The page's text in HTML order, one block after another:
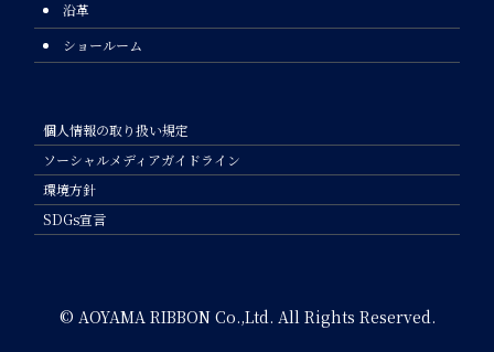
沿革
ショールーム
個人情報の取り扱い規定
ソーシャルメディアガイドライン
環境方針
SDGs宣言
© AOYAMA RIBBON Co.,Ltd. All Rights Reserved.